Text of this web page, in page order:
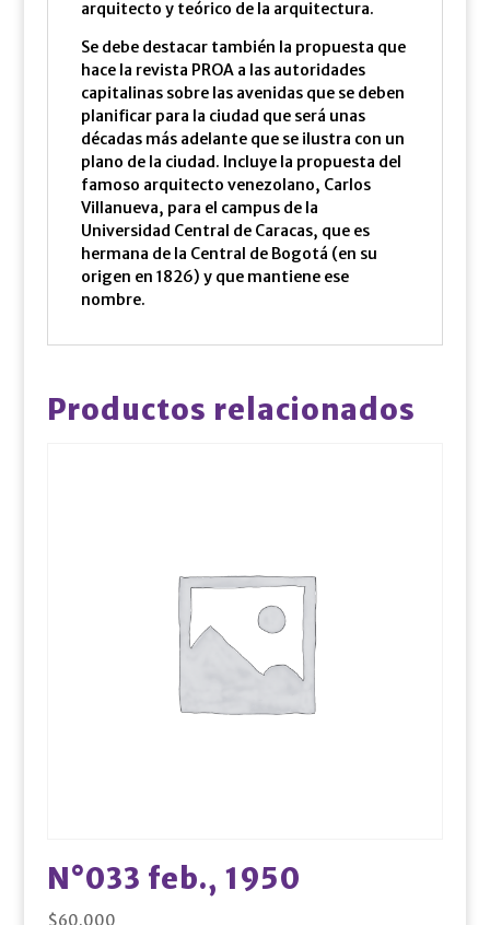
arquitecto y teórico de la arquitectura.
Se debe destacar también la propuesta que
hace la revista PROA a las autoridades
capitalinas sobre las avenidas que se deben
planificar para la ciudad que será unas
décadas más adelante que se ilustra con un
plano de la ciudad. Incluye la propuesta del
famoso arquitecto venezolano, Carlos
Villanueva, para el campus de la
Universidad Central de Caracas, que es
hermana de la Central de Bogotá (en su
origen en 1826) y que mantiene ese
nombre.
Productos relacionados
N°033 feb., 1950
$60.000